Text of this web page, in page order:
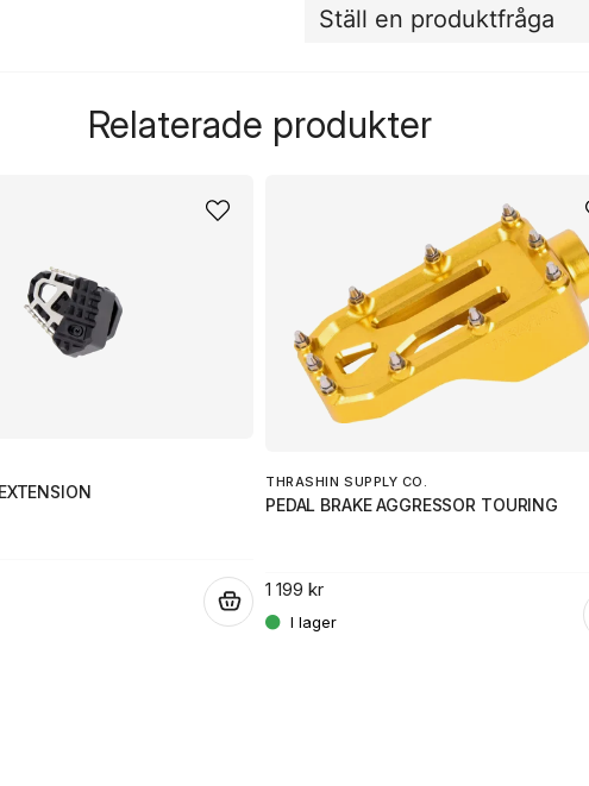
Ställ en produktfråga
Ja, ni får publicera min fråga
Relaterade produkter
THRASHIN SUPPLY CO.
PEDAL BRAKE AGGRESSOR TOURING
1 199 kr